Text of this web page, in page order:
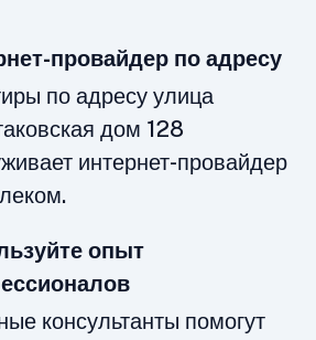
провайдер по адресу
по адресу улица
дом 128
интернет-провайдер
опыт
консультанты помогут